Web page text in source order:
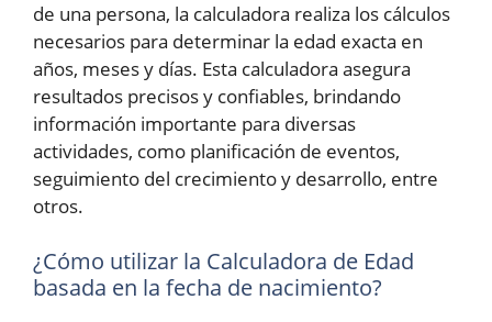
de una persona, la calculadora realiza los cálculos
necesarios para determinar la edad exacta en
años, meses y días. Esta calculadora asegura
resultados precisos y confiables, brindando
información importante para diversas
actividades, como planificación de eventos,
seguimiento del crecimiento y desarrollo, entre
otros.
¿Cómo utilizar la Calculadora de Edad
basada en la fecha de nacimiento?